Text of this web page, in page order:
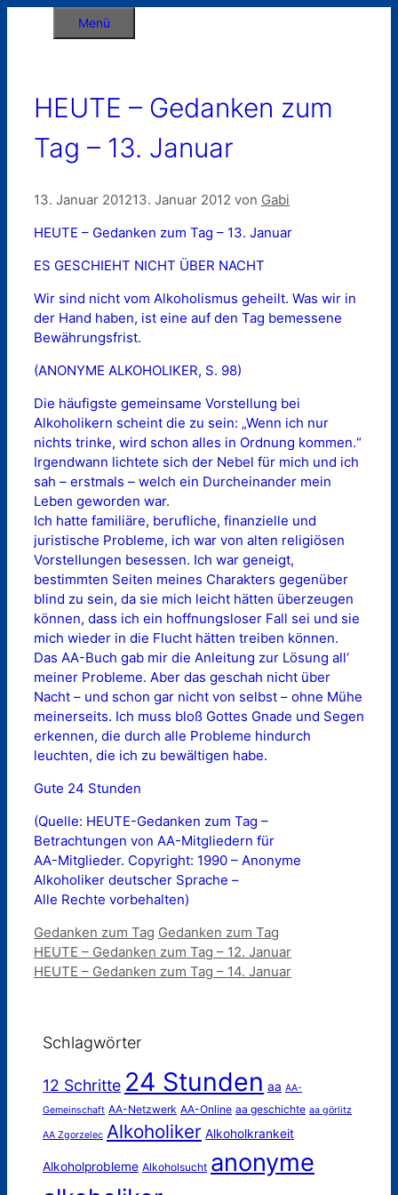
Menü
HEUTE – Gedanken zum
Tag – 13. Januar
13. Januar 201213. Januar 2012 von Gabi
HEUTE – Gedanken zum Tag – 13. Januar
ES GESCHIEHT NICHT ÜBER NACHT
Wir sind nicht vom Alkoholismus geheilt. Was wir in
der Hand haben, ist eine auf den Tag bemessene
Bewährungsfrist.
(ANONYME ALKOHOLIKER, S. 98)
Die häufigste gemeinsame Vorstellung bei
Alkoholikern scheint die zu sein: „Wenn ich nur
nichts trinke, wird schon alles in Ordnung kommen.“
Irgendwann lichtete sich der Nebel für mich und ich
sah – erstmals – welch ein Durcheinander mein
Leben geworden war.
Ich hatte familiäre, berufliche, finanzielle und
juristische Probleme, ich war von alten religiösen
Vorstellungen besessen. Ich war geneigt,
bestimmten Seiten meines Charakters gegenüber
blind zu sein, da sie mich leicht hätten überzeugen
können, dass ich ein hoffnungsloser Fall sei und sie
mich wieder in die Flucht hätten treiben können.
Das AA-Buch gab mir die Anleitung zur Lösung all‘
meiner Probleme. Aber das geschah nicht über
Nacht – und schon gar nicht von selbst – ohne Mühe
meinerseits. Ich muss bloß Gottes Gnade und Segen
erkennen, die durch alle Probleme hindurch
leuchten, die ich zu bewältigen habe.
Gute 24 Stunden
(Quelle: HEUTE-Gedanken zum Tag –
Betrachtungen von AA-Mitgliedern für
AA-Mitglieder. Copyright: 1990 – Anonyme
Alkoholiker deutscher Sprache –
Alle Rechte vorbehalten)
Kategorien
Gedanken zum Tag Schlagwörter
Gedanken zum Tag
HEUTE – Gedanken zum Tag – 12. Januar
HEUTE – Gedanken zum Tag – 14. Januar
Schlagwörter
12 Schritte 24 Stunden aa AA-
Gemeinschaft AA-Netzwerk AA-Online aa geschichte aa görlitz
AA Zgorzelec Alkoholiker Alkoholkrankeit
Alkoholprobleme Alkoholsucht anonyme